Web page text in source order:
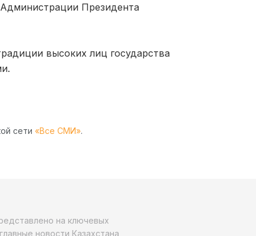
Президента
высоких лиц государства
сети «Все СМИ».
на ключевых
новости Казахстана,